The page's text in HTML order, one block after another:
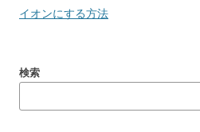
ナ
ー
イオンにする方法
検索